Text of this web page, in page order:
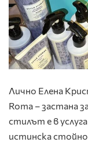
Лично Елена
Roma – застана
стилът е в
истинска